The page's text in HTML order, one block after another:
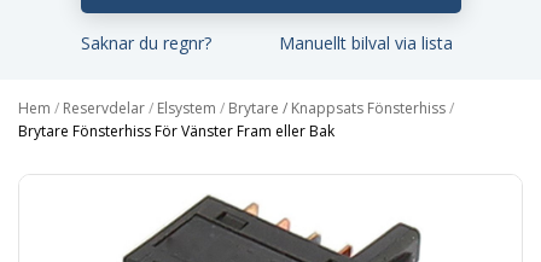
Saknar du regnr? Manuellt bilval via lista
Hem / Reservdelar/ Elsystem / Brytare / Knappsats Fönsterhiss/
Brytare Fönsterhiss För Vänster Fram eller Bak